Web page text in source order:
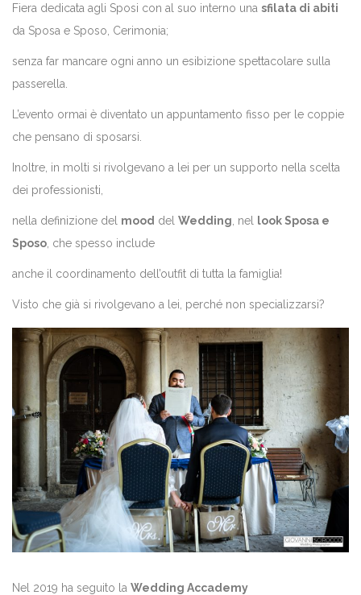
Fiera dedicata agli Sposi con al suo interno una sfilata di abiti
da Sposa e Sposo, Cerimonia;
senza far mancare ogni anno un esibizione spettacolare sulla
passerella.
L’evento ormai è diventato un appuntamento fisso per le coppie
che pensano di sposarsi.
Inoltre, in molti si rivolgevano a lei per un supporto nella scelta
dei professionisti,
nella definizione del mood del Wedding , nel
look Sposa e
Sposo , che spesso include
anche il coordinamento dell’outfit di tutta la famiglia!
Visto che già si rivolgevano a lei, perché non specializzarsi?
Nel 2019 ha seguito la Wedding Accademy